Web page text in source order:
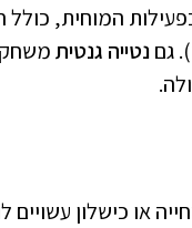
המוחית, כולל
גםנטייה גנטית
או כישלון